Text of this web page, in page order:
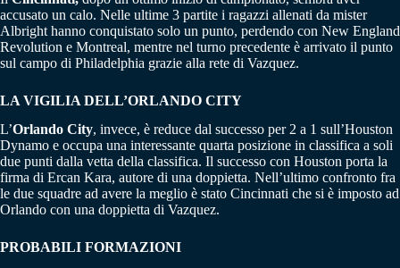
accusato un calo. Nelle ultime 3 partite i ragazzi allenati da mister
Albright hanno conquistato solo un punto, perdendo con New England
Revolution e Montreal, mentre nel turno precedente è arrivato il punto
sul campo di Philadelphia grazie alla rete di Vazquez.
LA VIGILIA DELL’ORLANDO CITY
L’Orlando City, invece, è reduce dal successo per 2 a 1 sull’Houston
Dynamo e occupa una interessante quarta posizione in classifica a soli
due punti dalla vetta della classifica. Il successo con Houston porta la
firma di Ercan Kara, autore di una doppietta. Nell’ultimo confronto fra
le due squadre ad avere la meglio è stato Cincinnati che si è imposto ad
Orlando con una doppietta di Vazquez.
PROBABILI FORMAZIONI